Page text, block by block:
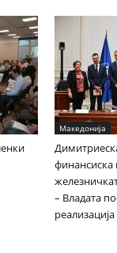
Македонија
финансиска
– Владата